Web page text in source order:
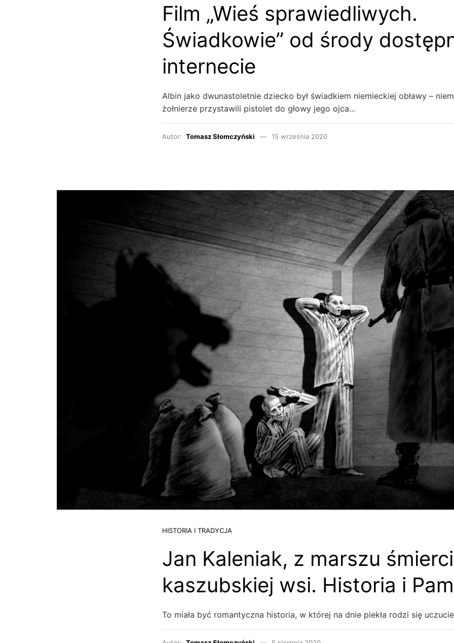
Film „Wieś sprawiedliwych.
Świadkowie” od środy
internecie
Albin jako dwunastoletnie dziecko był świadkiem niemieckiej obławy –
żołnierze przystawili pistolet do głowy jego ojca...
Autor: Tomasz Słomczyński 15 września 2020
HISTORIA I TRADYCJA
Jan Kaleniak, z marszu
kaszubskiej wsi. Historia i
To miała być romantyczna historia, w której na dnie piekła rodzi się uczucie